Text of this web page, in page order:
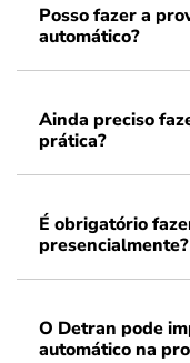
Posso fazer a
automático?
Ainda preciso
prática?
É obrigatório
presencialmente?
O Detran pode
automático na